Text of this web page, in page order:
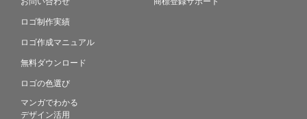
ロゴ制作実績
ロゴ作成マニュアル
無料ダウンロード
ロゴの色選び
マンガでわかる
デザイン活用